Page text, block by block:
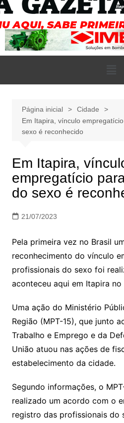
Página inicial
Cidade
Em Itapira, vínculo
sexo é reconhecido
Em Itapira,
empregatício
do sexo é
21/07/2023
Pela primeira vez no Brasil
reconhecimento do vínculo
profissionais do sexo foi
aconteceu aqui em Itapira no
Uma ação do Ministério
Região (MPT-15), que junto
Trabalho e Emprego e da
União atuou nas ações de
estabelecimento da cidade.
Segundo informações, o
realizado um acordo com o
registro das profissionais do